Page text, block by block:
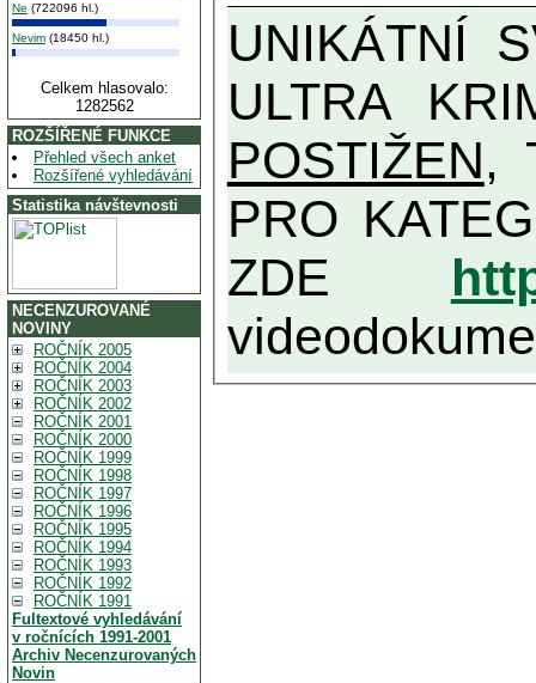
Ne (722096 hl.)
Nevim (18450 hl.)
Celkem hlasovalo:
1282562
ROZŠÍŘENÉ FUNKCE
Přehled všech anket
Rozšířené vyhledávání
Statistika návštevnosti
NECENZUROVANÉ
NOVINY
ROČNÍK 2005
ROČNÍK 2004
ROČNÍK 2003
ROČNÍK 2002
ROČNÍK 2001
ROČNÍK 2000
ROČNÍK 1999
ROČNÍK 1998
ROČNÍK 1997
ROČNÍK 1996
ROČNÍK 1995
ROČNÍK 1994
ROČNÍK 1993
ROČNÍK 1992
ROČNÍK 1991
Fultextové vyhledávání
v ročnících 1991-2001
Archiv Necenzurovaných
Novin
UNIKÁTNÍ SVĚDECTVÍ ZE SOUČASNOSTI: PŘEDSEDA VLASTIZRÁDNÉ VLÁDY KGB MIMOŘÁDNĚ DETAILNĚ O
ULTRA
POSTIŽEN,
PRO KATEGORII TĚCH VŮBEC
ZDE